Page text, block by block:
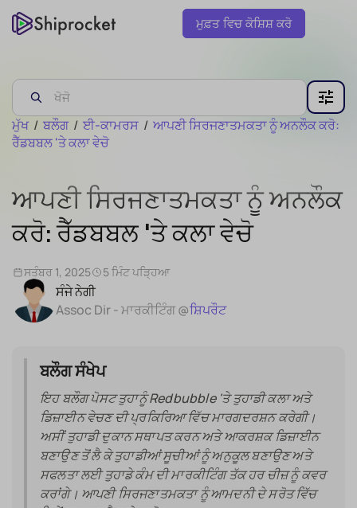
ਮੁਫ਼ਤ ਵਿਚ ਕੋਸ਼ਿਸ਼ ਕਰੋ
ਮੁੱਖ / ਬਲੌਗ / ਈ-ਕਾਮਰਸ / ਆਪਣੀ ਸਿਰਜਣਾਤਮਕਤਾ ਨੂੰ ਅਨਲੌਕ ਕਰੋ:
ਰੈੱਡਬਬਲ 'ਤੇ ਕਲਾ ਵੇਚੋ
ਆਪਣੀ ਸਿਰਜਣਾਤਮਕਤਾ ਨੂੰ ਅਨਲੌਕ
ਕਰੋ: ਰੈੱਡਬਬਲ 'ਤੇ ਕਲਾ ਵੇਚੋ
ਸੰਜੇ ਨੇਗੀ
Assoc Dir - ਮਾਰਕੀਟਿੰਗ @ਸ਼ਿਪਰੌਟ
ਸਤੰਬਰ 1, 2025 5 ਮਿੰਟ ਪੜ੍ਹਿਆ
ਬਲੌਗ ਸੰਖੇਪ
ਇਹ ਬਲੌਗ ਪੋਸਟ ਤੁਹਾਨੂੰ Redbubble 'ਤੇ ਤੁਹਾਡੀ ਕਲਾ ਅਤੇ
ਡਿਜ਼ਾਈਨ ਵੇਚਣ ਦੀ ਪ੍ਰਕਿਰਿਆ ਵਿੱਚ ਮਾਰਗਦਰਸ਼ਨ ਕਰੇਗੀ।
ਅਸੀਂ ਤੁਹਾਡੀ ਦੁਕਾਨ ਸਥਾਪਤ ਕਰਨ ਅਤੇ ਆਕਰਸ਼ਕ ਡਿਜ਼ਾਈਨ
ਬਣਾਉਣ ਤੋਂ ਲੈ ਕੇ ਤੁਹਾਡੀਆਂ ਸੂਚੀਆਂ ਨੂੰ ਅਨੁਕੂਲ ਬਣਾਉਣ ਅਤੇ
ਸਫਲਤਾ ਲਈ ਤੁਹਾਡੇ ਕੰਮ ਦੀ ਮਾਰਕੀਟਿੰਗ ਤੱਕ ਹਰ ਚੀਜ਼ ਨੂੰ ਕਵਰ
ਕਰਾਂਗੇ। ਆਪਣੀ ਸਿਰਜਣਾਤਮਕਤਾ ਨੂੰ ਆਮਦਨੀ ਦੇ ਸਰੋਤ ਵਿੱਚ